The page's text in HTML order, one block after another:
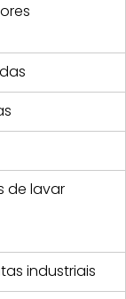
de lavar
industriais